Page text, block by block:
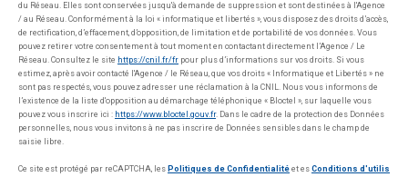
du Réseau. Elles sont conservées jusqu'à demande de suppression et sont destinées à l'Agence
/ au Réseau. Conformément à la loi « informatique et libertés », vous disposez des droits d’accès,
de rectification, d’effacement, d’opposition, de limitation et de portabilité de vos données. Vous
pouvez retirer votre consentement à tout moment en contactant directement l’Agence / Le
Réseau. Consultez le site https://cnil.fr/fr pour plus d’informations sur vos droits. Si vous
estimez, après avoir contacté l'Agence / le Réseau, que vos droits « Informatique et Libertés » ne
sont pas respectés, vous pouvez adresser une réclamation à la CNIL. Nous vous informons de
l’existence de la liste d'opposition au démarchage téléphonique « Bloctel », sur laquelle vous
pouvez vous inscrire ici : https://www.bloctel.gouv.fr. Dans le cadre de la protection des Données
personnelles, nous vous invitons à ne pas inscrire de Données sensibles dans le champ de
saisie libre.
Ce site est protégé par reCAPTCHA, les Politiques de Confidentialité et es Conditions d'utilis